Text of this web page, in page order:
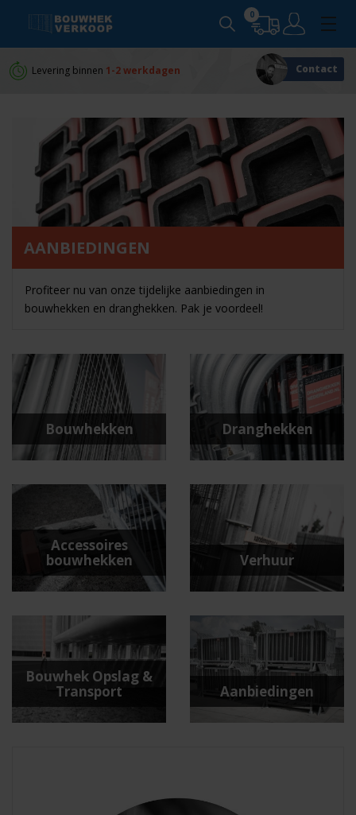
0
Levering binnen 1-2 werkdagen Persoonlijkadvies
Contact
AANBIEDINGEN
Profiteer nu van onze tijdelijke aanbiedingen in
bouwhekken en dranghekken. Pak je voordeel!
Bouwhekken Dranghekken
Accessoires
bouwhekken
Verhuur
Bouwhek Opslag &
Transport
Aanbiedingen